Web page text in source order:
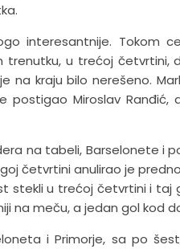
interesantnije. Tokom
trenutku, u trećoj
na kraju bilo nerešeno.
Miroslav Ranđić,
na tabeli, Barselonete i
četvrtini anulirao je
stekli u trećoj četvrtini i taj
na meču, a jedan gol kod
i Primorje, sa po